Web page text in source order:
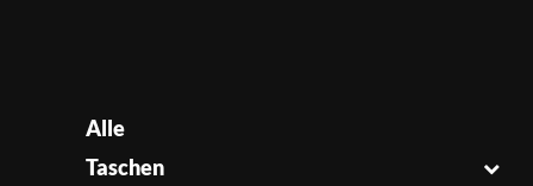
Alle
Taschen